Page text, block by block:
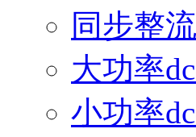
同步整
大功率
小功率